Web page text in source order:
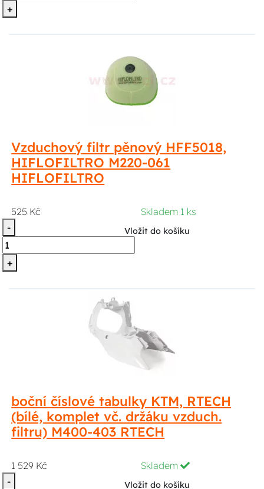
+
Vzduchový filtr pěnový HFF5018,
HIFLOFILTRO M220-061
HIFLOFILTRO
525 Kč
Skladem 1 ks
-
+
Vložit do košíku
boční číslové tabulky KTM, RTECH
(bílé, komplet vč. držáku vzduch.
filtru) M400-403 RTECH
1 529 Kč
Skladem
-
Vložit do košíku